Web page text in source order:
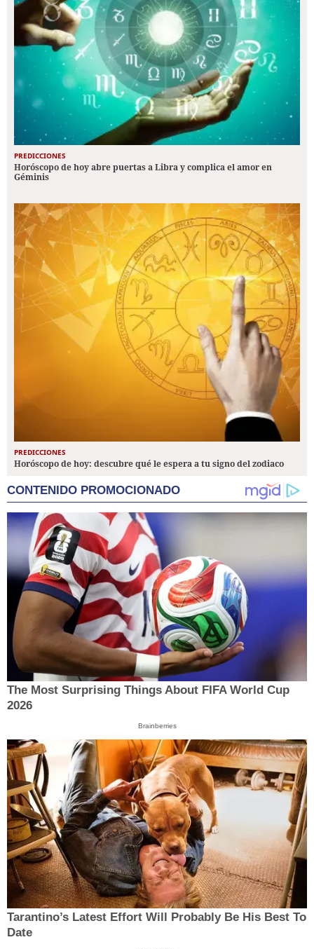
PREDICCIONES
Horóscopo de hoy abre puertas a Libra y complica el amor en
Géminis
PREDICCIONES
Horóscopo de hoy: descubre qué le espera a tu signo del zodiaco
CONTENIDO PROMOCIONADO
The Most Surprising Things About FIFA World Cup
2026
Brainberries
Tarantino’s Latest Effort Will Probably Be His Best To
Date